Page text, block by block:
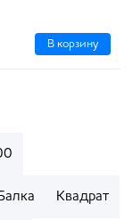
В корзину
Квадрат